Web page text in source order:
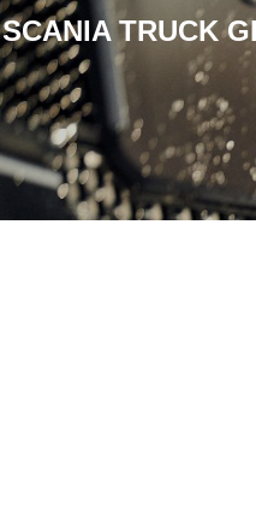
SCANIA TRUCK